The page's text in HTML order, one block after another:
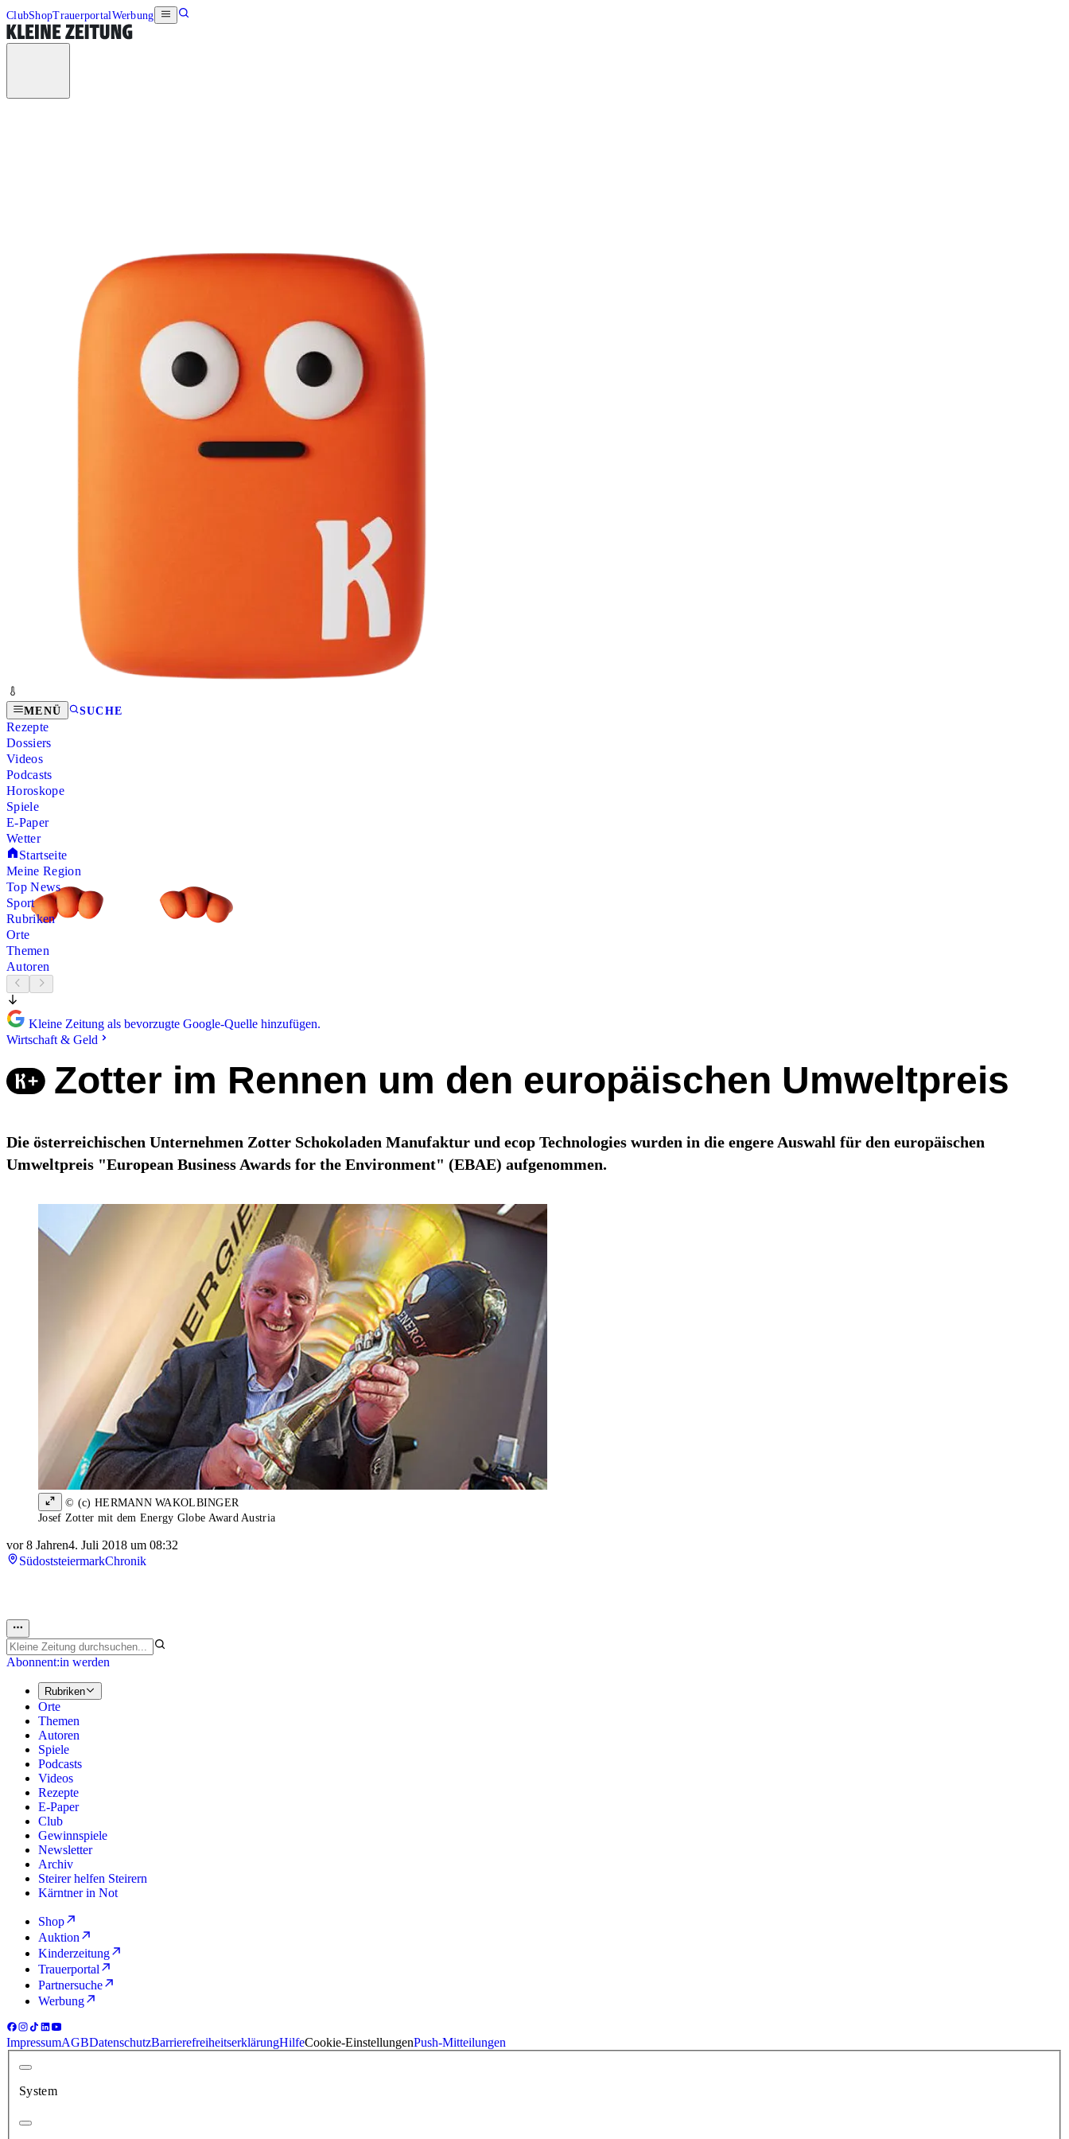
ClubShopTrauerportalWerbung
MENÜ SUCHE
Rezepte
Dossiers
Videos
Podcasts
Horoskope
Spiele
E-Paper
Wetter
Startseite
Meine Region
Top News
Sport
Rubriken
Orte
Themen
Autoren
Kleine Zeitung als bevorzugte Google-Quelle hinzufügen.
Wirtschaft & Geld
Zotter im Rennen um den europäischen Umweltpreis
Die österreichischen Unternehmen Zotter Schokoladen Manufaktur und ecop Technologies wurden in die engere Auswahl für den europäischen
Umweltpreis "European Business Awards for the Environment" (EBAE) aufgenommen.
© (c) HERMANN WAKOLBINGER
Josef Zotter mit dem Energy Globe Award Austria
vor 8 Jahren4. Juli 2018 um 08:32
SüdoststeiermarkChronik
Abonnent:in werden
Rubriken
Orte
Themen
Autoren
Spiele
Podcasts
Videos
Rezepte
E-Paper
Club
Gewinnspiele
Newsletter
Archiv
Steirer helfen Steirern
Kärntner in Not
Shop
Auktion
Kinderzeitung
Trauerportal
Partnersuche
Werbung
ImpressumAGBDatenschutzBarrierefreiheitserklärungHilfeCookie-EinstellungenPush-Mitteilungen
System